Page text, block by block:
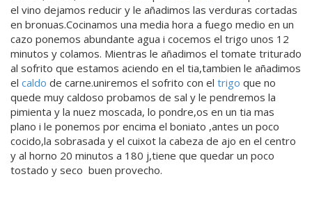
el vino dejamos reducir y le añadimos las verduras cortadas
en bronuas.Cocinamos una media hora a fuego medio en un
cazo ponemos abundante agua i cocemos el trigo unos 12
minutos y colamos. Mientras le añadimos el tomate triturado
al sofrito que estamos aciendo en el tia,tambien le añadimos
el caldo de carne.uniremos el sofrito con el trigo que no
quede muy caldoso probamos de sal y le pendremos la
pimienta y la nuez moscada, lo pondre,os en un tia mas
plano i le ponemos por encima el boniato ,antes un poco
cocido,la sobrasada y el cuixot la cabeza de ajo en el centro
y al horno 20 minutos a 180 j,tiene que quedar un poco
tostado y seco buen provecho.